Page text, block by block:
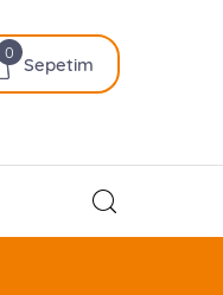
Sepetim
0